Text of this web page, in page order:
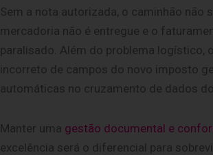
Sem a nota autorizada, o caminhão não
mercadoria não é entregue e o
paralisado. Além do problema logístico,
incorreto de campos do novo imposto
automáticas no cruzamento de dados
Manter uma gestão documental e
excelência será o diferencial para